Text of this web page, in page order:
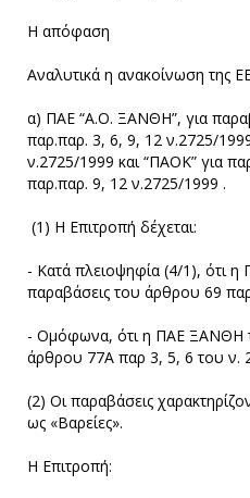
Η απόφαση
Αναλυτικά η ανακοίνωση της
α) ΠΑΕ “Α.Ο. ΞΑΝΘΗ”, για
παρ.παρ. 3, 6, 9, 12 ν.2725/
ν.2725/1999 και “ΠΑΟΚ” για
παρ.παρ. 9, 12 ν.2725/1999 .
(1) Η Επιτροπή δέχεται:
- Κατά πλειοψηφία (4/1), ότι
παραβάσεις του άρθρου 69
- Ομόφωνα, ότι η ΠΑΕ ΞΑΝΘΗ
άρθρου 77Α παρ 3, 5, 6 του ν.
(2) Οι παραβάσεις
ως «Βαρείες».
Η Επιτροπή: